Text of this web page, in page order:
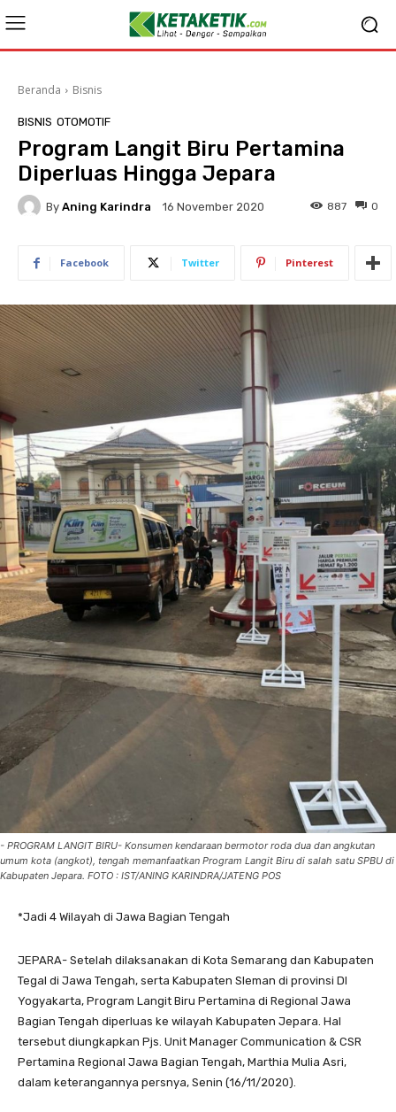
Beranda Bisnis
BISNIS OTOMOTIF
Program Langit Biru Pertamina
Diperluas Hingga Jepara
By Aning Karindra 16 November 2020 0
887
Facebook Twitter Pinterest
- PROGRAM LANGIT BIRU- Konsumen kendaraan bermotor roda dua dan angkutan
umum kota (angkot), tengah memanfaatkan Program Langit Biru di salah satu SPBU di
Kabupaten Jepara. FOTO : IST/ANING KARINDRA/JATENG POS
*Jadi 4 Wilayah di Jawa Bagian Tengah
JEPARA- Setelah dilaksanakan di Kota Semarang dan Kabupaten
Tegal di Jawa Tengah, serta Kabupaten Sleman di provinsi DI
Yogyakarta, Program Langit Biru Pertamina di Regional Jawa
Bagian Tengah diperluas ke wilayah Kabupaten Jepara. Hal
tersebut diungkapkan Pjs. Unit Manager Communication & CSR
Pertamina Regional Jawa Bagian Tengah, Marthia Mulia Asri,
dalam keterangannya persnya, Senin (16/11/2020).